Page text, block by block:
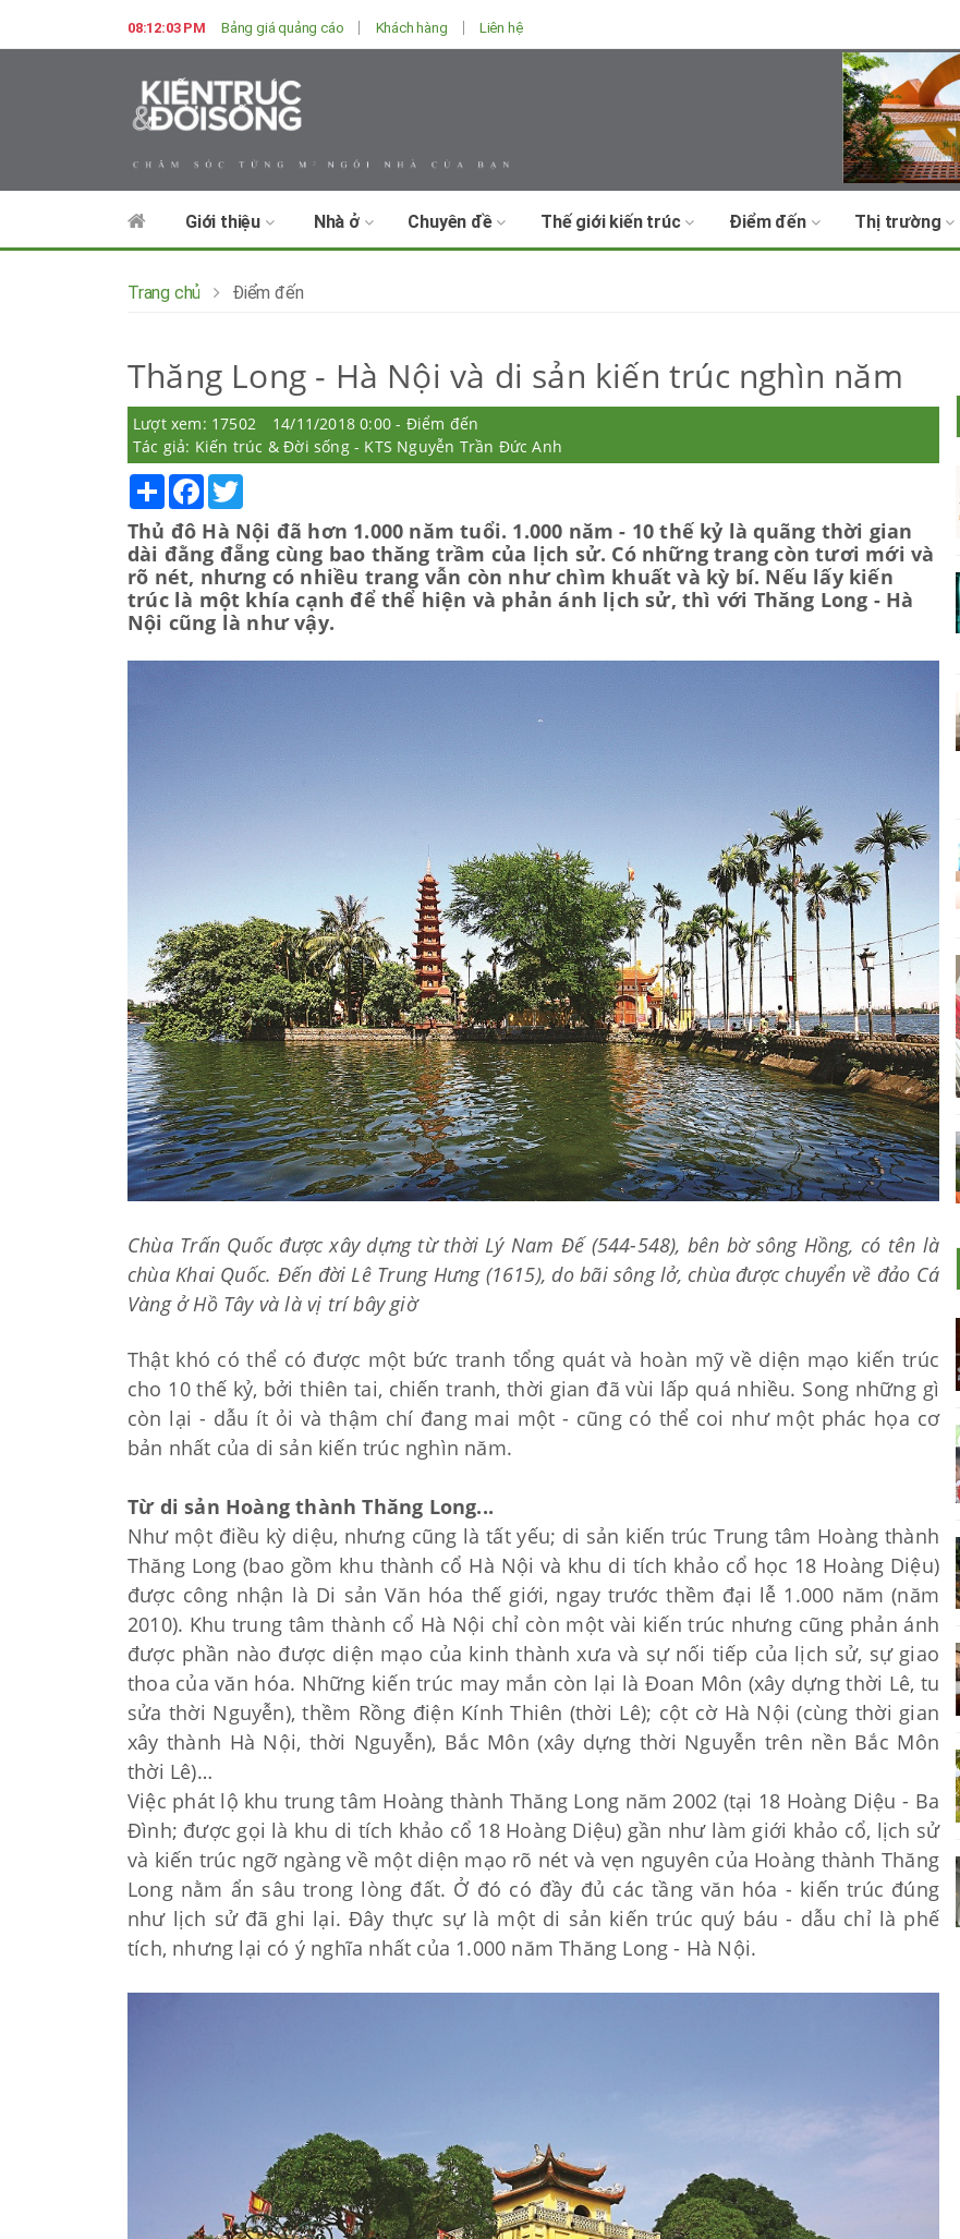
08:12:04 PM Bảng giá quảng cáo Khách hàng Liên hệ
Giới thiệu Nhà ở Chuyên đề Thế giới kiến trúc Điểm đến Thị trường
Trang chủ Điểm đến
Thăng Long - Hà Nội và di sản kiến trúc nghìn năm
Lượt xem: 17502
14/11/2018 0:00 - Điểm đến
Tác giả: Kiến trúc & Đời sống - KTS Nguyễn Trần Đức Anh
Share Facebook
Thủ đô Hà Nội đã hơn 1.000 năm tuổi. 1.000 năm - 10 thế kỷ là quãng thời gian
dài đằng đẵng cùng bao thăng trầm của lịch sử. Có những trang còn tươi mới và
rõ nét, nhưng có nhiều trang vẫn còn như chìm khuất và kỳ bí. Nếu lấy kiến
trúc là một khía cạnh để thể hiện và phản ánh lịch sử, thì với Thăng Long - Hà
Nội cũng là như vậy.
Chùa Trấn Quốc được xây dựng từ thời Lý Nam Đế (544-548), bên bờ sông Hồng, có tên là
chùa Khai Quốc. Đến đời Lê Trung Hưng (1615), do bãi sông lở, chùa được chuyển về đảo Cá
Vàng ở Hồ Tây và là vị trí bây giờ
Thật khó có thể có được một bức tranh tổng quát và hoàn mỹ về diện mạo kiến trúc
cho 10 thế kỷ, bởi thiên tai, chiến tranh, thời gian đã vùi lấp quá nhiều. Song những gì
còn lại - dẫu ít ỏi và thậm chí đang mai một - cũng có thể coi như một phác họa cơ
bản nhất của di sản kiến trúc nghìn năm.
Từ di sản Hoàng thành Thăng Long...
Như một điều kỳ diệu, nhưng cũng là tất yếu; di sản kiến trúc Trung tâm Hoàng thành
Thăng Long (bao gồm khu thành cổ Hà Nội và khu di tích khảo cổ học 18 Hoàng Diệu)
được công nhận là Di sản Văn hóa thế giới, ngay trước thềm đại lễ 1.000 năm (năm
2010). Khu trung tâm thành cổ Hà Nội chỉ còn một vài kiến trúc nhưng cũng phản ánh
được phần nào được diện mạo của kinh thành xưa và sự nối tiếp của lịch sử, sự giao
thoa của văn hóa. Những kiến trúc may mắn còn lại là Đoan Môn (xây dựng thời Lê, tu
sửa thời Nguyễn), thềm Rồng điện Kính Thiên (thời Lê); cột cờ Hà Nội (cùng thời gian
xây thành Hà Nội, thời Nguyễn), Bắc Môn (xây dựng thời Nguyễn trên nền Bắc Môn
thời Lê)…
Việc phát lộ khu trung tâm Hoàng thành Thăng Long năm 2002 (tại 18 Hoàng Diệu - Ba
Đình; được gọi là khu di tích khảo cổ 18 Hoàng Diệu) gần như làm giới khảo cổ, lịch sử
và kiến trúc ngỡ ngàng về một diện mạo rõ nét và vẹn nguyên của Hoàng thành Thăng
Long nằm ẩn sâu trong lòng đất. Ở đó có đầy đủ các tầng văn hóa - kiến trúc đúng
như lịch sử đã ghi lại. Đây thực sự là một di sản kiến trúc quý báu - dẫu chỉ là phế
tích, nhưng lại có ý nghĩa nhất của 1.000 năm Thăng Long - Hà Nội.